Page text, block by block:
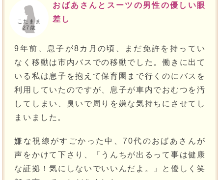
こたまま
27歳
おばあさんとスーツの男性の優しい眼
差し
9年前、息子が8カ月の頃、まだ免許を持ってい
なく移動は市内バスでの移動でした。働きに出て
いる私は息子を抱えて保育園まで行くのにバスを
利用していたのですが、息子が車内でおむつを汚
してしまい、臭いで周りを嫌な気持ちにさせてし
まいました。
嫌な視線がすごかった中、70代のおばあさんが
声をかけて下さり、「うんちが出るって事は健康
な証拠！気にしないでいいんだよ。」と優しく笑